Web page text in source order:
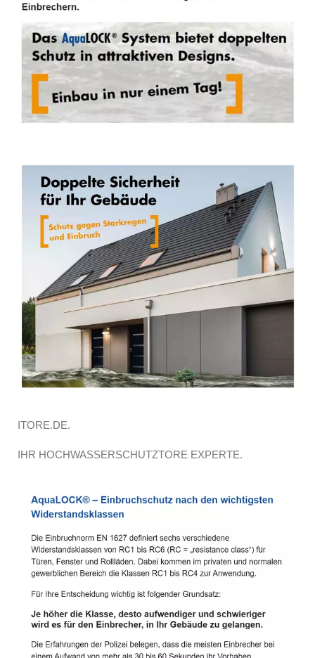
ITORE.DE.
IHR HOCHWASSERSCHUTZTORE EXPERTE.